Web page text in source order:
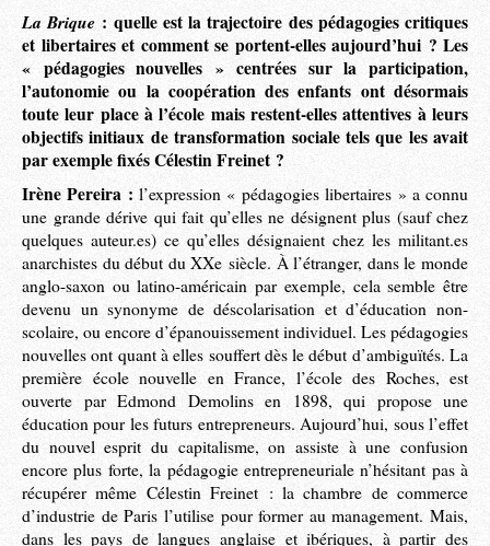
La Brique : quelle est la trajectoire des pédagogies critiques
et libertaires et comment se portent-elles aujourd’hui ? Les
« pédagogies nouvelles » centrées sur la participation,
l’autonomie ou la coopération des enfants ont désormais
toute leur place à l’école mais restent-elles attentives à leurs
objectifs initiaux de transformation sociale tels que les avait
par exemple fixés Célestin Freinet ?
Irène Pereira : l’expression « pédagogies libertaires » a connu
une grande dérive qui fait qu’elles ne désignent plus (sauf chez
quelques auteur.es) ce qu’elles désignaient chez les militant.es
anarchistes du début du XXe siècle. À l’étranger, dans le monde
anglo-saxon ou latino-américain par exemple, cela semble être
devenu un synonyme de déscolarisation et d’éducation non-
scolaire, ou encore d’épanouissement individuel. Les pédagogies
nouvelles ont quant à elles souffert dès le début d’ambiguïtés. La
première école nouvelle en France, l’école des Roches, est
ouverte par Edmond Demolins en 1898, qui propose une
éducation pour les futurs entrepreneurs. Aujourd’hui, sous l’effet
du nouvel esprit du capitalisme, on assiste à une confusion
encore plus forte, la pédagogie entrepreneuriale n’hésitant pas à
récupérer même Célestin Freinet : la chambre de commerce
d’industrie de Paris l’utilise pour former au management. Mais,
dans les pays de langues anglaise et ibériques, à partir des